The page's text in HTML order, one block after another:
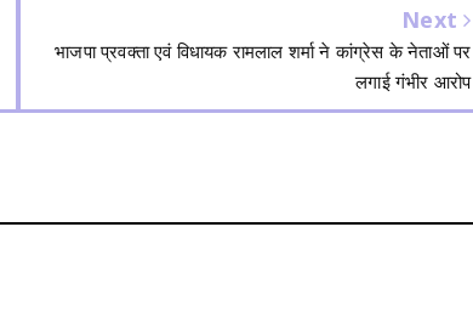
Next
भाजपा प्रवक्ता एवं विधायक रामलाल शर्मा ने कांग्रेस के नेताओं पर
लगाई गंभीर आरोप